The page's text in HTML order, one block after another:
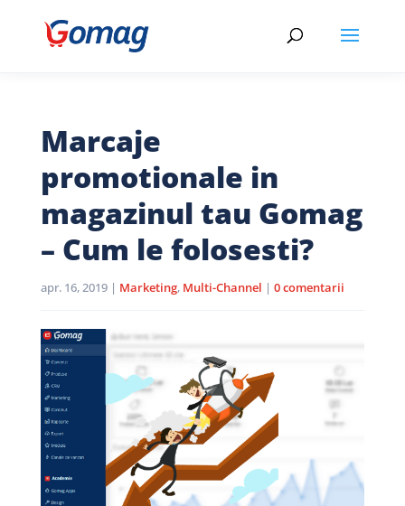
Marcaje
promotionale in
magazinul tau Gomag
– Cum le folosesti?
apr. 16, 2019| Marketing, Multi-Channel | 0 comentarii